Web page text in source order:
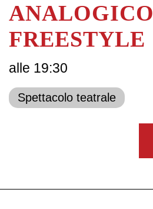
ANALOGICO
FREESTYLE
alle 19:30
Spettacolo teatrale